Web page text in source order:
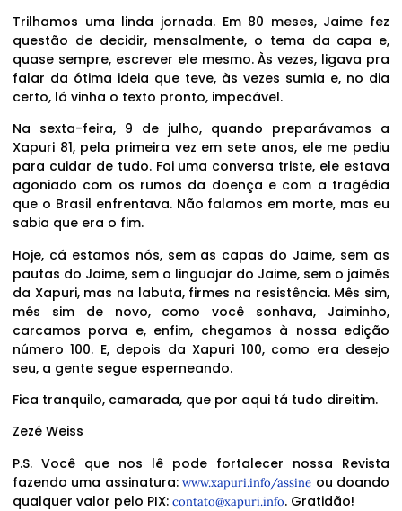
Trilhamos uma linda jornada. Em 80 meses, Jaime fez
questão de decidir, mensalmente, o tema da capa e,
quase sempre, escrever ele mesmo. Às vezes, ligava pra
falar da ótima ideia que teve, às vezes sumia e, no dia
certo, lá vinha o texto pronto, impecável.
Na sexta-feira, 9 de julho, quando preparávamos a
Xapuri 81, pela primeira vez em sete anos, ele me pediu
para cuidar de tudo. Foi uma conversa triste, ele estava
agoniado com os rumos da doença e com a tragédia
que o Brasil enfrentava. Não falamos em morte, mas eu
sabia que era o fim.
Hoje, cá estamos nós, sem as capas do Jaime, sem as
pautas do Jaime, sem o linguajar do Jaime, sem o jaimês
da Xapuri, mas na labuta, firmes na resistência. Mês sim,
mês sim de novo, como você sonhava, Jaiminho,
carcamos porva e, enfim, chegamos à nossa edição
número 100. E, depois da Xapuri 100, como era desejo
seu, a gente segue esperneando.
Fica tranquilo, camarada, que por aqui tá tudo direitim.
Zezé Weiss
P.S. Você que nos lê pode fortalecer nossa Revista
fazendo uma assinatura:www.xapuri.info/assine ou doando
qualquer valor pelo PIX: contato@xapuri.info. Gratidão!